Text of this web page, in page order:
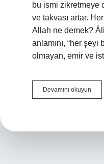
bu ismi zikretmeye
ve takvası artar.
Allah ne demek?
anlamını, “her
olmayan, emir ve
Devamını okuyun
Nedir